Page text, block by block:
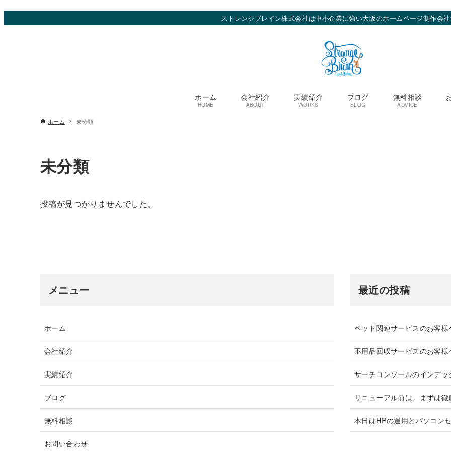
ストレンジブレイン株式会社は中小企業に強い大阪のホームページ制作会
ホーム
HOME
会社紹介
ABOUT
実績紹介
WORKS
ブログ
BLOG
無料相談
ADVICE
ホーム 未分類
未分類
投稿が見つかりませんでした。
メニュー
ホーム
会社紹介
実績紹介
ブログ
無料相談
お問い合わせ
最近の投稿
ペット関連サービスのお客
不用品回収サービスのお客
サーチコンソールのインデ
リニューアル前は、まずは
本日はHPの運用とパソコン